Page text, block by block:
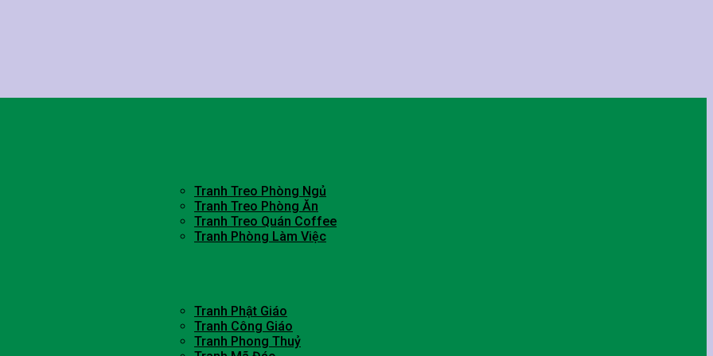
Tranh Treo Phòng Ngủ
Tranh Treo Phòng Ăn
Tranh Treo Quán Coffee
Tranh Phòng Làm Việc
Tranh Phật Giáo
Tranh Công Giáo
Tranh Phong Thuỷ